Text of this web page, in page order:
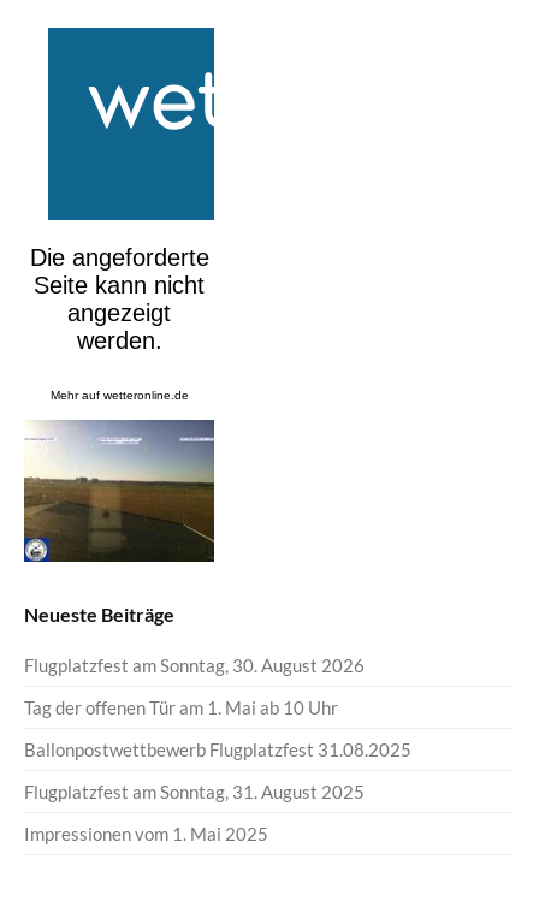
Mehr auf wetteronline.de
Neueste Beiträge
Flugplatzfest am Sonntag, 30. August 2026
Tag der offenen Tür am 1. Mai ab 10 Uhr
Ballonpostwettbewerb Flugplatzfest 31.08.2025
Flugplatzfest am Sonntag, 31. August 2025
Impressionen vom 1. Mai 2025